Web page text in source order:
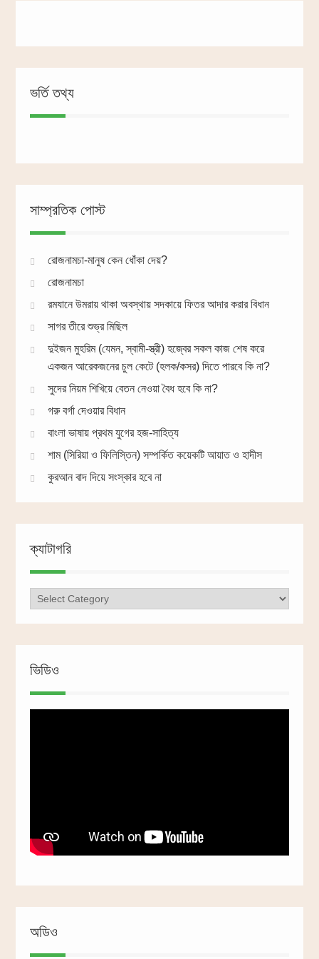
ভর্তি তথ্য
সাম্প্রতিক পোস্ট
রোজনামচা-মানুষ কেন ধোঁকা দেয়?
রোজনামচা
রমযানে উমরায় থাকা অবস্থায় সদকায়ে ফিতর আদার করার বিধান
সাগর তীরে শুভ্র মিছিল
দুইজন মুহরিম (যেমন, স্বামী-স্ত্রী) হজ্বের সকল কাজ শেষ করে
একজন আরেকজনের চুল কেটে (হলক/কসর) দিতে পারবে কি না?
সুদের নিয়ম শিখিয়ে বেতন নেওয়া বৈধ হবে কি না?
গরু বর্গা দেওয়ার বিধান
বাংলা ভাষায় প্রথম যুগের হজ-সাহিত্য
শাম (সিরিয়া ও ফিলিস্তিন) সম্পর্কিত কয়েকটি আয়াত ও হাদীস
কুরআন বাদ দিয়ে সংস্কার হবে না
ক্যাটাগরি
ক্যাটাগরি
ভিডিও
অডিও